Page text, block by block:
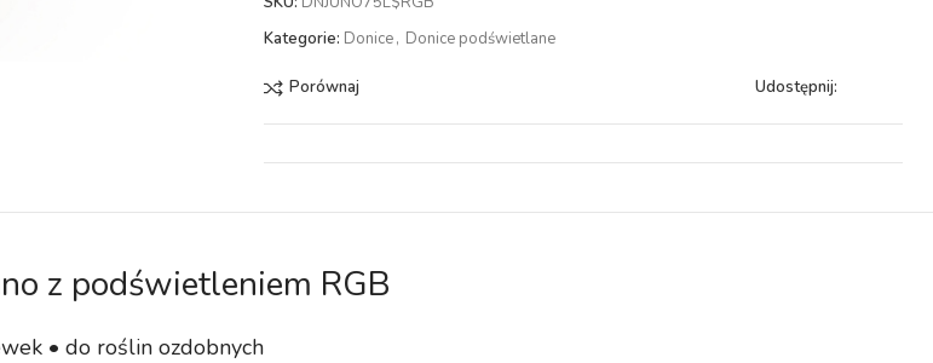
Kategorie: Donice, Donice podświetlane
Porównaj Udostępnij:
z podświetleniem RGB
• do roślin ozdobnych